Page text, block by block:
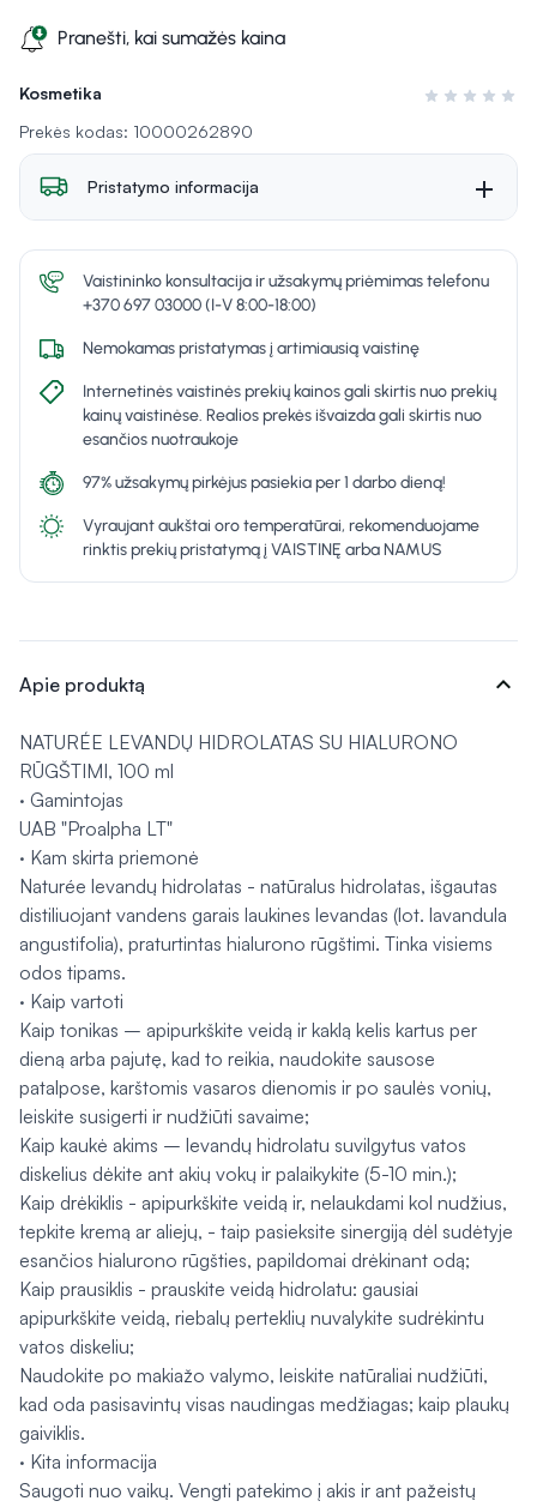
Kosmetika
Įvertinimas 0
Prekės kodas: 10000262890
Pranešti, kai sumažės kaina
Pristatymo informacija
Vaistininko konsultacija ir užsakymų priėmimas telefonu
+370 697 03000 (I-V 8:00-18:00)
Nemokamas pristatymas į artimiausią vaistinę
Internetinės vaistinės prekių kainos gali skirtis nuo prekių
kainų vaistinėse. Realios prekės išvaizda gali skirtis nuo
esančios nuotraukoje
97% užsakymų pirkėjus pasiekia per 1 darbo dieną!
Vyraujant aukštai oro temperatūrai, rekomenduojame
rinktis prekių pristatymą į VAISTINĘ arba NAMUS
Apie produktą expand_more
NATURÉE LEVANDŲ HIDROLATAS SU HIALURONO
RŪGŠTIMI, 100 ml
· Gamintojas
UAB "Proalpha LT"
· Kam skirta priemonė
Naturée levandų hidrolatas - natūralus hidrolatas, išgautas
distiliuojant vandens garais laukines levandas (lot. lavandula
angustifolia), praturtintas hialurono rūgštimi. Tinka visiems
odos tipams.
· Kaip vartoti
Kaip tonikas – apipurkškite veidą ir kaklą kelis kartus per
dieną arba pajutę, kad to reikia, naudokite sausose
patalpose, karštomis vasaros dienomis ir po saulės vonių,
leiskite susigerti ir nudžiūti savaime;
Kaip kaukė akims – levandų hidrolatu suvilgytus vatos
diskelius dėkite ant akių vokų ir palaikykite (5-10 min.);
Kaip drėkiklis - apipurkškite veidą ir, nelaukdami kol nudžius,
tepkite kremą ar aliejų, - taip pasieksite sinergiją dėl sudėtyje
esančios hialurono rūgšties, papildomai drėkinant odą;
Kaip prausiklis - prauskite veidą hidrolatu: gausiai
apipurkškite veidą, riebalų perteklių nuvalykite sudrėkintu
vatos diskeliu;
Naudokite po makiažo valymo, leiskite natūraliai nudžiūti,
kad oda pasisavintų visas naudingas medžiagas; kaip plaukų
gaiviklis.
· Kita informacija
Saugoti nuo vaikų. Vengti patekimo į akis ir ant pažeistų